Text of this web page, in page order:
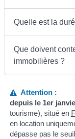
Quelle est la
Que doivent
immobilières ?
Attention :
depuis le 1er
tourisme), situé en
en location
dépasse pas le